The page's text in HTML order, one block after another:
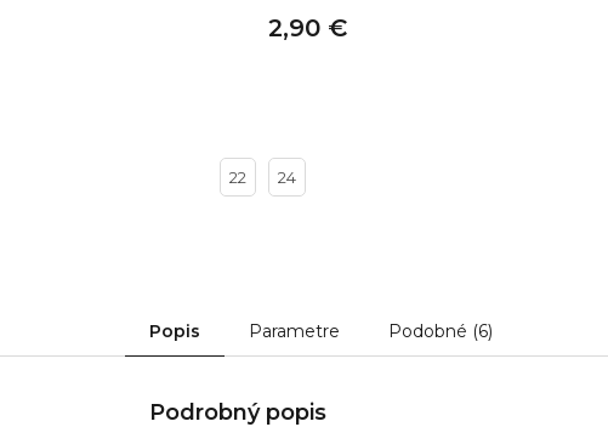
2,90 €
22 24
Popis Parametre Podobné (6)
Podrobný popis